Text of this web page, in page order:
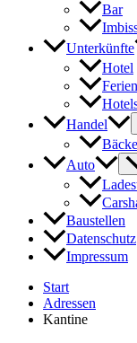
Bar
Unterkünfte
Hotel
Handel
Auto
Baustellen
Datenschutz
Impressum
Start
Adressen
Kantine